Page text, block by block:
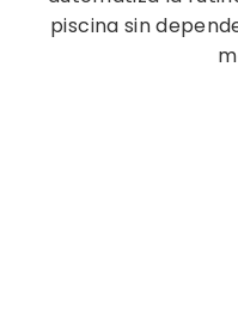
piscina sin